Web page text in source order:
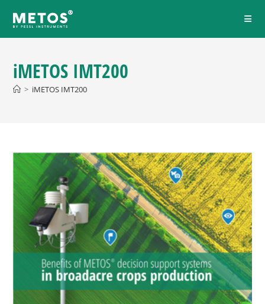
iMETOS IMT200
> iMETOS IMT200